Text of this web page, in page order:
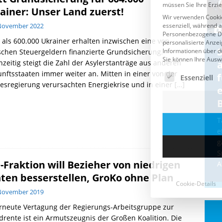
Unser Land zuerst!
2022
600.000 Ukrainer erhalten inzwischen eine von
Steuergeldern finanzierte Grundsicherung.
steigt die Zahl der Asylerstanträge aus anderen
immer weiter an. Mitten in einer von der
verursachten Energiekrise und in einer […]
Fraktion will Bezieher von niedrigen
besserstellen, GroKo ohne Plan
2019
Vertagung der Regierungs-Arbeitsgruppe zur
ist ein Armutszeugnis der Großen Koalition. Die
CDU & Ampel wollen nach
der Wahl wieder Afghanen
einfliegen: Zeit für ein
Asylmoratorium!
Cookie-Details